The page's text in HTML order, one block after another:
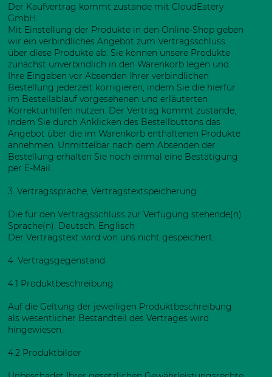
Der Kaufvertrag kommt zustande mit CloudEatery
GmbH.
Mit Einstellung der Produkte in den Online-Shop geben
wir ein verbindliches Angebot zum Vertragsschluss
über diese Produkte ab. Sie können unsere Produkte
zunächst unverbindlich in den Warenkorb legen und
Ihre Eingaben vor Absenden Ihrer verbindlichen
Bestellung jederzeit korrigieren, indem Sie die hierfür
im Bestellablauf vorgesehenen und erläuterten
Korrekturhilfen nutzen. Der Vertrag kommt zustande,
indem Sie durch Anklicken des Bestellbuttons das
Angebot über die im Warenkorb enthaltenen Produkte
annehmen. Unmittelbar nach dem Absenden der
Bestellung erhalten Sie noch einmal eine Bestätigung
per E-Mail.
3. Vertragssprache, Vertragstextspeicherung
Die für den Vertragsschluss zur Verfügung stehende(n)
Sprache(n): Deutsch, Englisch
Der Vertragstext wird von uns nicht gespeichert.
4. Vertragsgegenstand
4.1 Produktbeschreibung
Auf die Geltung der jeweiligen Produktbeschreibung
als wesentlicher Bestandteil des Vertrages wird
hingewiesen.
4.2 Produktbilder